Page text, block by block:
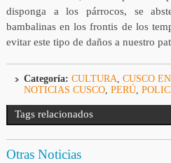
disponga a los párrocos, se
bambalinas en los frontis de los
evitar este tipo de daños a nuestro
Categoría: CULTURA, CUSCO
NOTICIAS CUSCO, PERÚ,
Tags relacionados
Otras Noticias